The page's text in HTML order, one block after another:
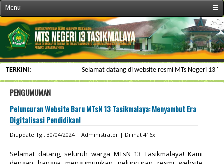
Menu
☰
« Beranda
Profil Sekolah
Fasilitas
Kegiatan/Organisasi
SDM/Personalia
Informasi
Galeri & Arsip
Kontak
TERKINI: Selamat datang di website resmi MTs Negeri 13
PENGUMUMAN
Peluncuran Website Baru MTsN 13 Tasikmalaya: Menyambut Era
Digitalisasi Pendidikan!
Diupdate Tgl. 30/04/2024 | Administrator | Dilihat 416x
Selamat datang, seluruh warga MTsN 13 Tasikmalaya! Kami